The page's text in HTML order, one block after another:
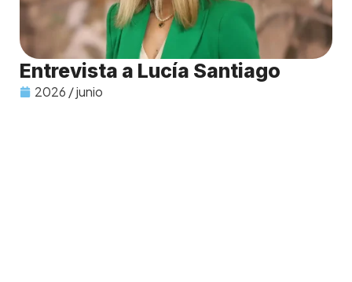
Entrevista a Lucía Santiago
2026 / junio